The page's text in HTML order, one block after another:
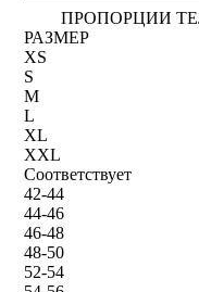
ПРОПОРЦИИ
РАЗМЕР
XS
S
M
L
XL
XXL
Соответствует
42-44
44-46
46-48
48-50
52-54